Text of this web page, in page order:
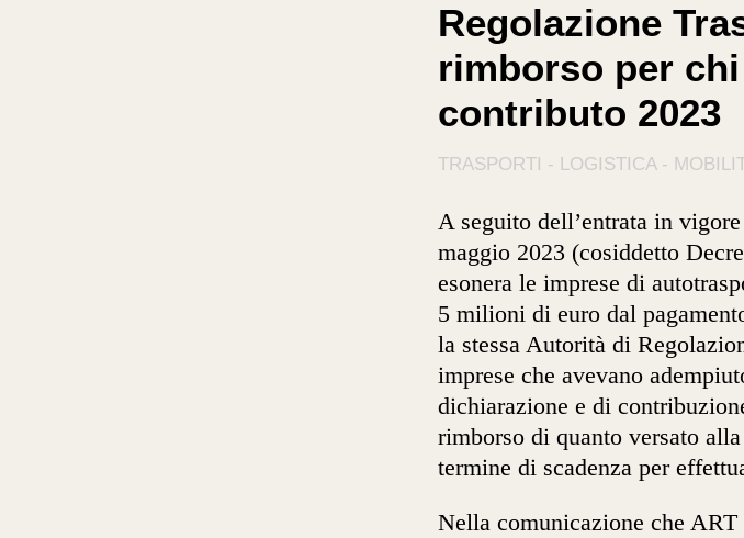
Regolazione
rimborso per
contributo 2023
TRASPORTI - LOGISTICA -
A seguito dell’entrata in
maggio 2023 (cosiddetto
esonera le imprese di
5 milioni di euro dal
la stessa Autorità di
imprese che avevano
dichiarazione e di
rimborso di quanto versato
termine di scadenza per
Nella comunicazione che